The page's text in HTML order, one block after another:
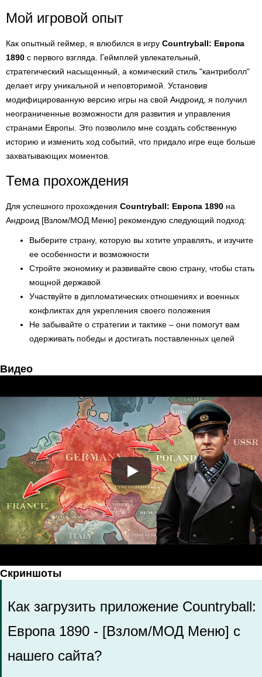
Мой игровой опыт
Как опытный геймер, я влюбился в игру Countryball: Европа
1890 с первого взгляда. Геймплей увлекательный,
стратегический насыщенный, а комический стиль "кантриболл"
делает игру уникальной и неповторимой. Установив
модифицированную версию игры на свой Андроид, я получил
неограниченные возможности для развития и управления
странами Европы. Это позволило мне создать собственную
историю и изменить ход событий, что придало игре еще больше
захватывающих моментов.
Тема прохождения
Для успешного прохождения Countryball: Европа 1890 на
Андроид [Взлом/МОД Меню] рекомендую следующий подход:
Выберите страну, которую вы хотите управлять, и изучите
ее особенности и возможности
Стройте экономику и развивайте свою страну, чтобы стать
мощной державой
Участвуйте в дипломатических отношениях и военных
конфликтах для укрепления своего положения
Не забывайте о стратегии и тактике – они помогут вам
одерживать победы и достигать поставленных целей
Видео
Скриншоты
Как загрузить приложение Countryball:
Европа 1890 - [Взлом/МОД Меню] с
нашего сайта?